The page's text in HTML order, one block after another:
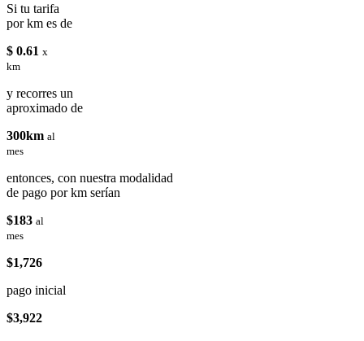
Si tu tarifa
por km es de
$ 0.61 x
km
y recorres un
aproximado de
300km al
mes
entonces, con nuestra modalidad
de pago por km serían
$183 al
mes
$1,726
pago inicial
$3,922